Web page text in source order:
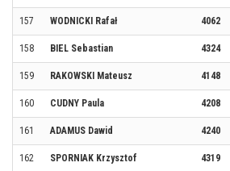
157 WODNICKI Rafał 4062
158 BIEL Sebastian 4324
159 RAKOWSKI Mateusz 4148
160 CUDNY Paula 4208
161 ADAMUS Dawid 4240
162 SPORNIAK Krzysztof 4319